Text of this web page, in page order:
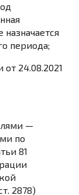
периода;
24.08.2021
—
по
81
2878)